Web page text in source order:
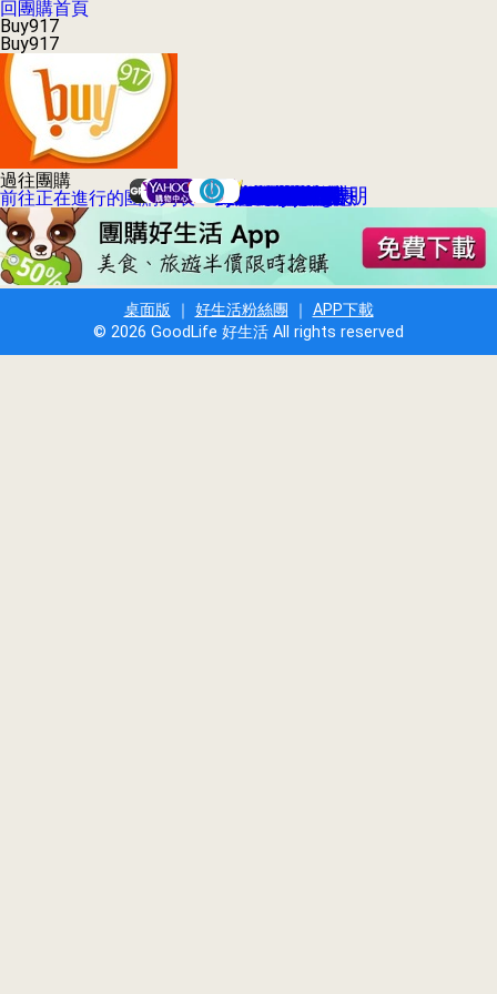
回團購首頁
Buy917
Buy917
GROUPON台灣酷朋
17Life
17Shopping
Lets購
GOMAJI夠麻吉
太想要折扣網
Hi-11天天搶優惠
yam揪便宜
愛合購衝店團
拉手網
123團購網
愛評嚴選團購
愛購購
集購城
瘋狂賣客
愛揪團
愛台灣團購網
VBONE寵團購
Yahoo!奇摩折扣+
SHOPPING99
優度團購網
大買家
糯米網
HerBuy好買
Yahoo!每日好康
好吃市集
好魚網
生活市集
大折扣
3C市集
過往團購
前往正在進行的團購列表
桌面版 ｜ 好生活粉絲團 ｜ APP下載
© 2026 GoodLife 好生活 All rights reserved